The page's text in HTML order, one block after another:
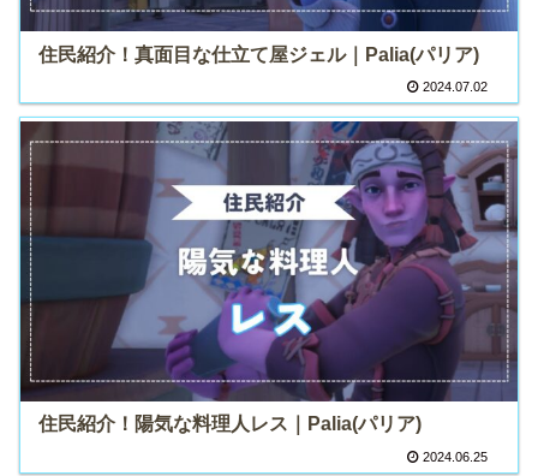
住民紹介！真面目な仕立て屋ジェル｜Palia(パリア)
2024.07.02
住民紹介！陽気な料理人レス｜Palia(パリア)
2024.06.25